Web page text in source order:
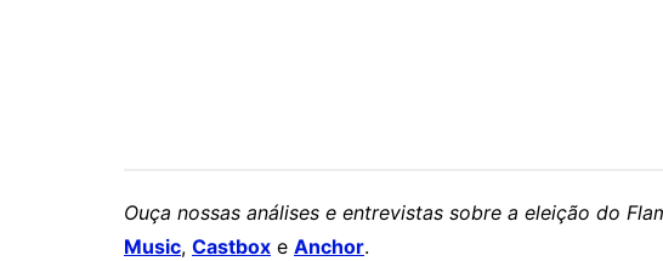
Ouça nossas análises e entrevistas sobre a eleição do
Music, Castbox e Anchor.